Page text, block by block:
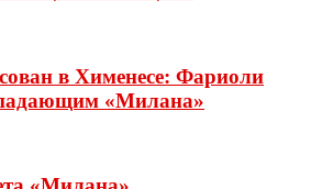
в Хименесе: Фариоли
«Милана»